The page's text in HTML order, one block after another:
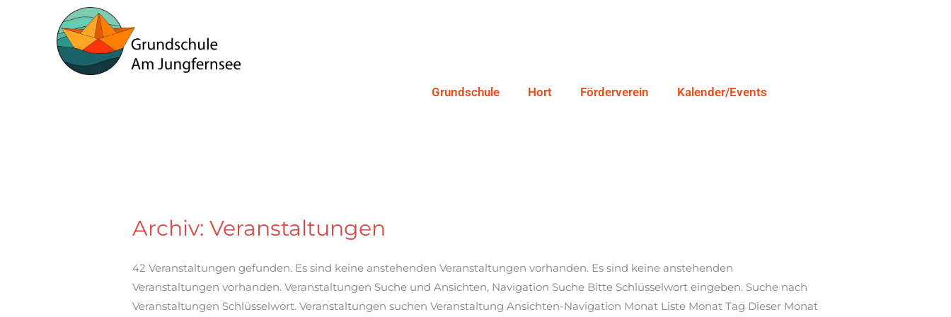
Grundschule Hort Förderverein Kalender/Events
Archiv:Veranstaltungen
42 Veranstaltungen gefunden. Es sind keine anstehenden Veranstaltungen vorhanden. Es sind keine anstehenden
Veranstaltungen vorhanden. Veranstaltungen Suche und Ansichten, Navigation Suche Bitte Schlüsselwort eingeben. Suche nach
Veranstaltungen Schlüsselwort. Veranstaltungen suchen Veranstaltung Ansichten-Navigation Monat Liste Monat Tag Dieser Monat
Tag
offenen
Tür
2025